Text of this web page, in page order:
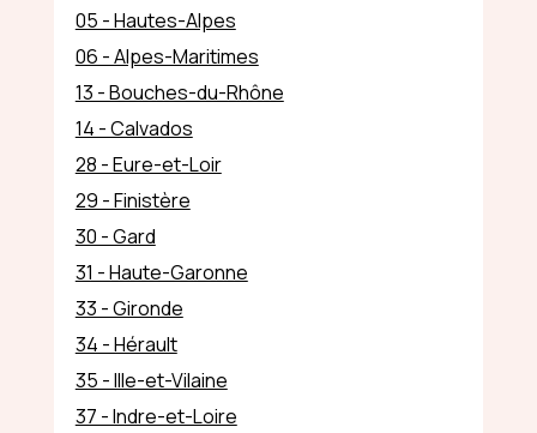
05 - Hautes-Alpes
06 - Alpes-Maritimes
13 - Bouches-du-Rhône
14 - Calvados
28 - Eure-et-Loir
29 - Finistère
30 - Gard
31 - Haute-Garonne
33 - Gironde
34 - Hérault
35 - Ille-et-Vilaine
37 - Indre-et-Loire